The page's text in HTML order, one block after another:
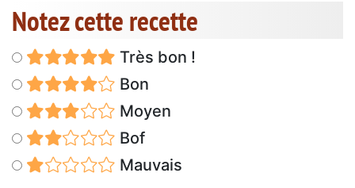
Notez cette recette
Très bon !
Bon
Moyen
Bof
Mauvais